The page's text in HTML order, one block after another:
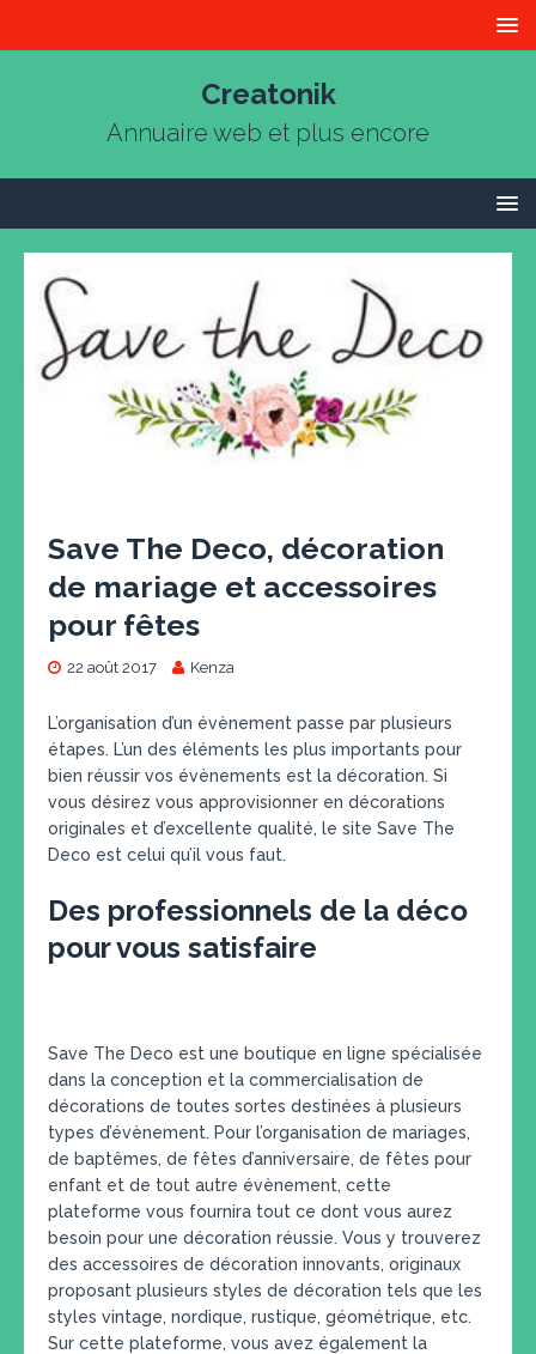
Creatonik
Annuaire web et plus encore
Save The Deco, décoration
de mariage et accessoires
pour fêtes
22 août 2017 Kenza
L’organisation d’un évènement passe par plusieurs
étapes. L’un des éléments les plus importants pour
bien réussir vos évènements est la décoration. Si
vous désirez vous approvisionner en décorations
originales et d’excellente qualité, le site Save The
Deco est celui qu’il vous faut.
Des professionnels de la déco
pour vous satisfaire
Save The Deco est une boutique en ligne spécialisée
dans la conception et la commercialisation de
décorations de toutes sortes destinées à plusieurs
types d’évènement. Pour l’organisation de mariages,
de baptêmes, de fêtes d’anniversaire, de fêtes pour
enfant et de tout autre évènement, cette
plateforme vous fournira tout ce dont vous aurez
besoin pour une décoration réussie. Vous y trouverez
des accessoires de décoration innovants, originaux
proposant plusieurs styles de décoration tels que les
styles vintage, nordique, rustique, géométrique, etc.
Sur cette plateforme, vous avez également la